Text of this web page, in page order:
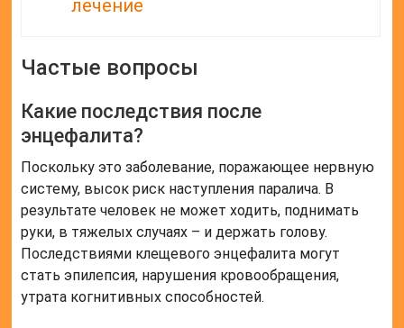
лечение
Частые вопросы
Какие последствия после
энцефалита?
Поскольку это заболевание, поражающее нервную
систему, высок риск наступления паралича. В
результате человек не может ходить, поднимать
руки, в тяжелых случаях – и держать голову.
Последствиями клещевого энцефалита могут
стать эпилепсия, нарушения кровообращения,
утрата когнитивных способностей.